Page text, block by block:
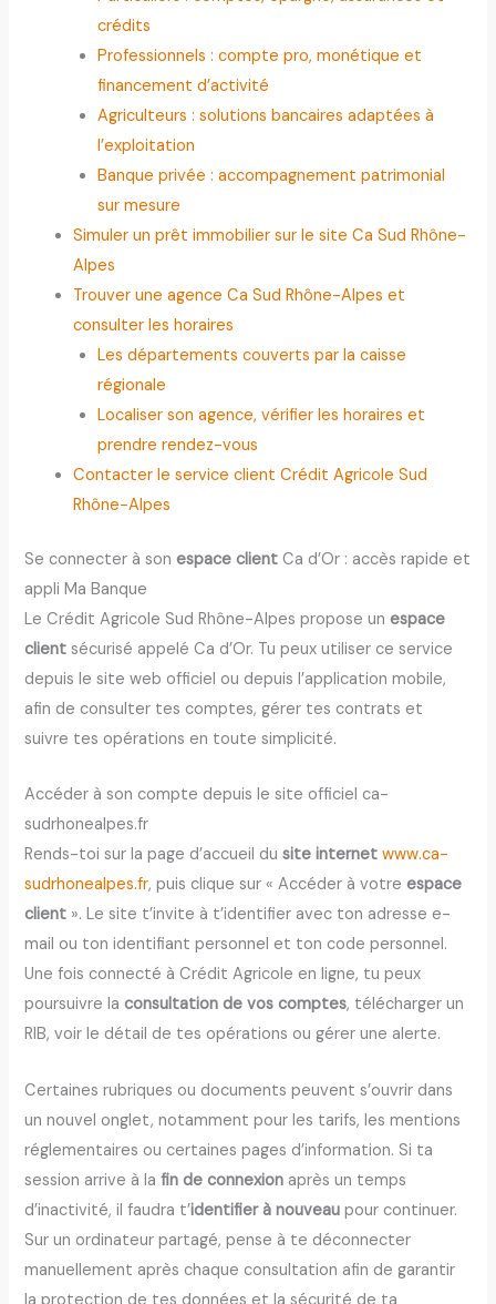
crédits
Professionnels : compte pro, monétique et
financement d’activité
Agriculteurs : solutions bancaires adaptées à
l’exploitation
Banque privée : accompagnement patrimonial
sur mesure
Simuler un prêt immobilier sur le site Ca Sud Rhône-
Alpes
Trouver une agence Ca Sud Rhône-Alpes et
consulter les horaires
Les départements couverts par la caisse
régionale
Localiser son agence, vérifier les horaires et
prendre rendez-vous
Contacter le service client Crédit Agricole Sud
Rhône-Alpes
Se connecter à sonespace client Ca d’Or : accès rapide et
appli Ma Banque
Le Crédit Agricole Sud Rhône-Alpes propose unespace
client sécurisé appelé Ca d’Or. Tu peux utiliser ce service
depuis le site web officiel ou depuis l’application mobile,
afin de consulter tes comptes, gérer tes contrats et
suivre tes opérations en toute simplicité.
Accéder à son compte depuis le site officiel ca-
sudrhonealpes.fr
Rends-toi sur la page d’accueil dusite internet www.ca-
sudrhonealpes.fr, puis clique sur « Accéder à votreespace
client ». Le site t’invite à t’identifier avec ton adresse e-
mail ou ton identifiant personnel et ton code personnel.
Une fois connecté à Crédit Agricole en ligne, tu peux
poursuivre laconsultation de vos comptes, télécharger un
RIB, voir le détail de tes opérations ou gérer une alerte.
Certaines rubriques ou documents peuvent s’ouvrir dans
un nouvel onglet, notamment pour les tarifs, les mentions
réglementaires ou certaines pages d’information. Si ta
session arrive à lafin de connexion après un temps
d’inactivité, il faudra t’identifier à nouveau pour continuer.
Sur un ordinateur partagé, pense à te déconnecter
manuellement après chaque consultation afin de garantir
la protection de tes données et la sécurité de ta